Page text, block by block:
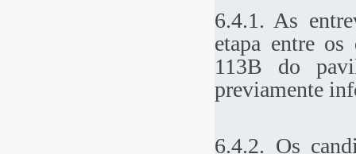
6.4.1. As
etapa entre
113B do
previamente
6.4.2. Os